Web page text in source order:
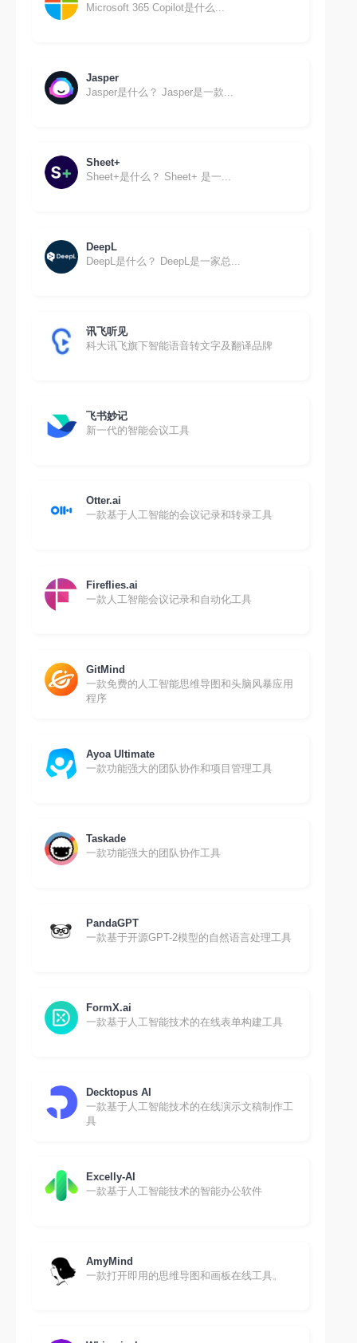
Microsoft 365 Copilot是什么...
Jasper
Jasper是什么？ Jasper是一款...
Sheet+
Sheet+是什么？ Sheet+ 是一...
DeepL
DeepL是什么？ DeepL是一家总...
讯飞听见
科大讯飞旗下智能语音转文字及翻译品牌
飞书妙记
新一代的智能会议工具
Otter.ai
一款基于人工智能的会议记录和转录工具
Fireflies.ai
一款人工智能会议记录和自动化工具
GitMind
一款免费的人工智能思维导图和头脑风暴应用
程序
Ayoa Ultimate
一款功能强大的团队协作和项目管理工具
Taskade
一款功能强大的团队协作工具
PandaGPT
一款基于开源GPT-2模型的自然语言处理工具
FormX.ai
一款基于人工智能技术的在线表单构建工具
Decktopus AI
一款基于人工智能技术的在线演示文稿制作工
具
Excelly-AI
一款基于人工智能技术的智能办公软件
AmyMind
一款打开即用的思维导图和画板在线工具。